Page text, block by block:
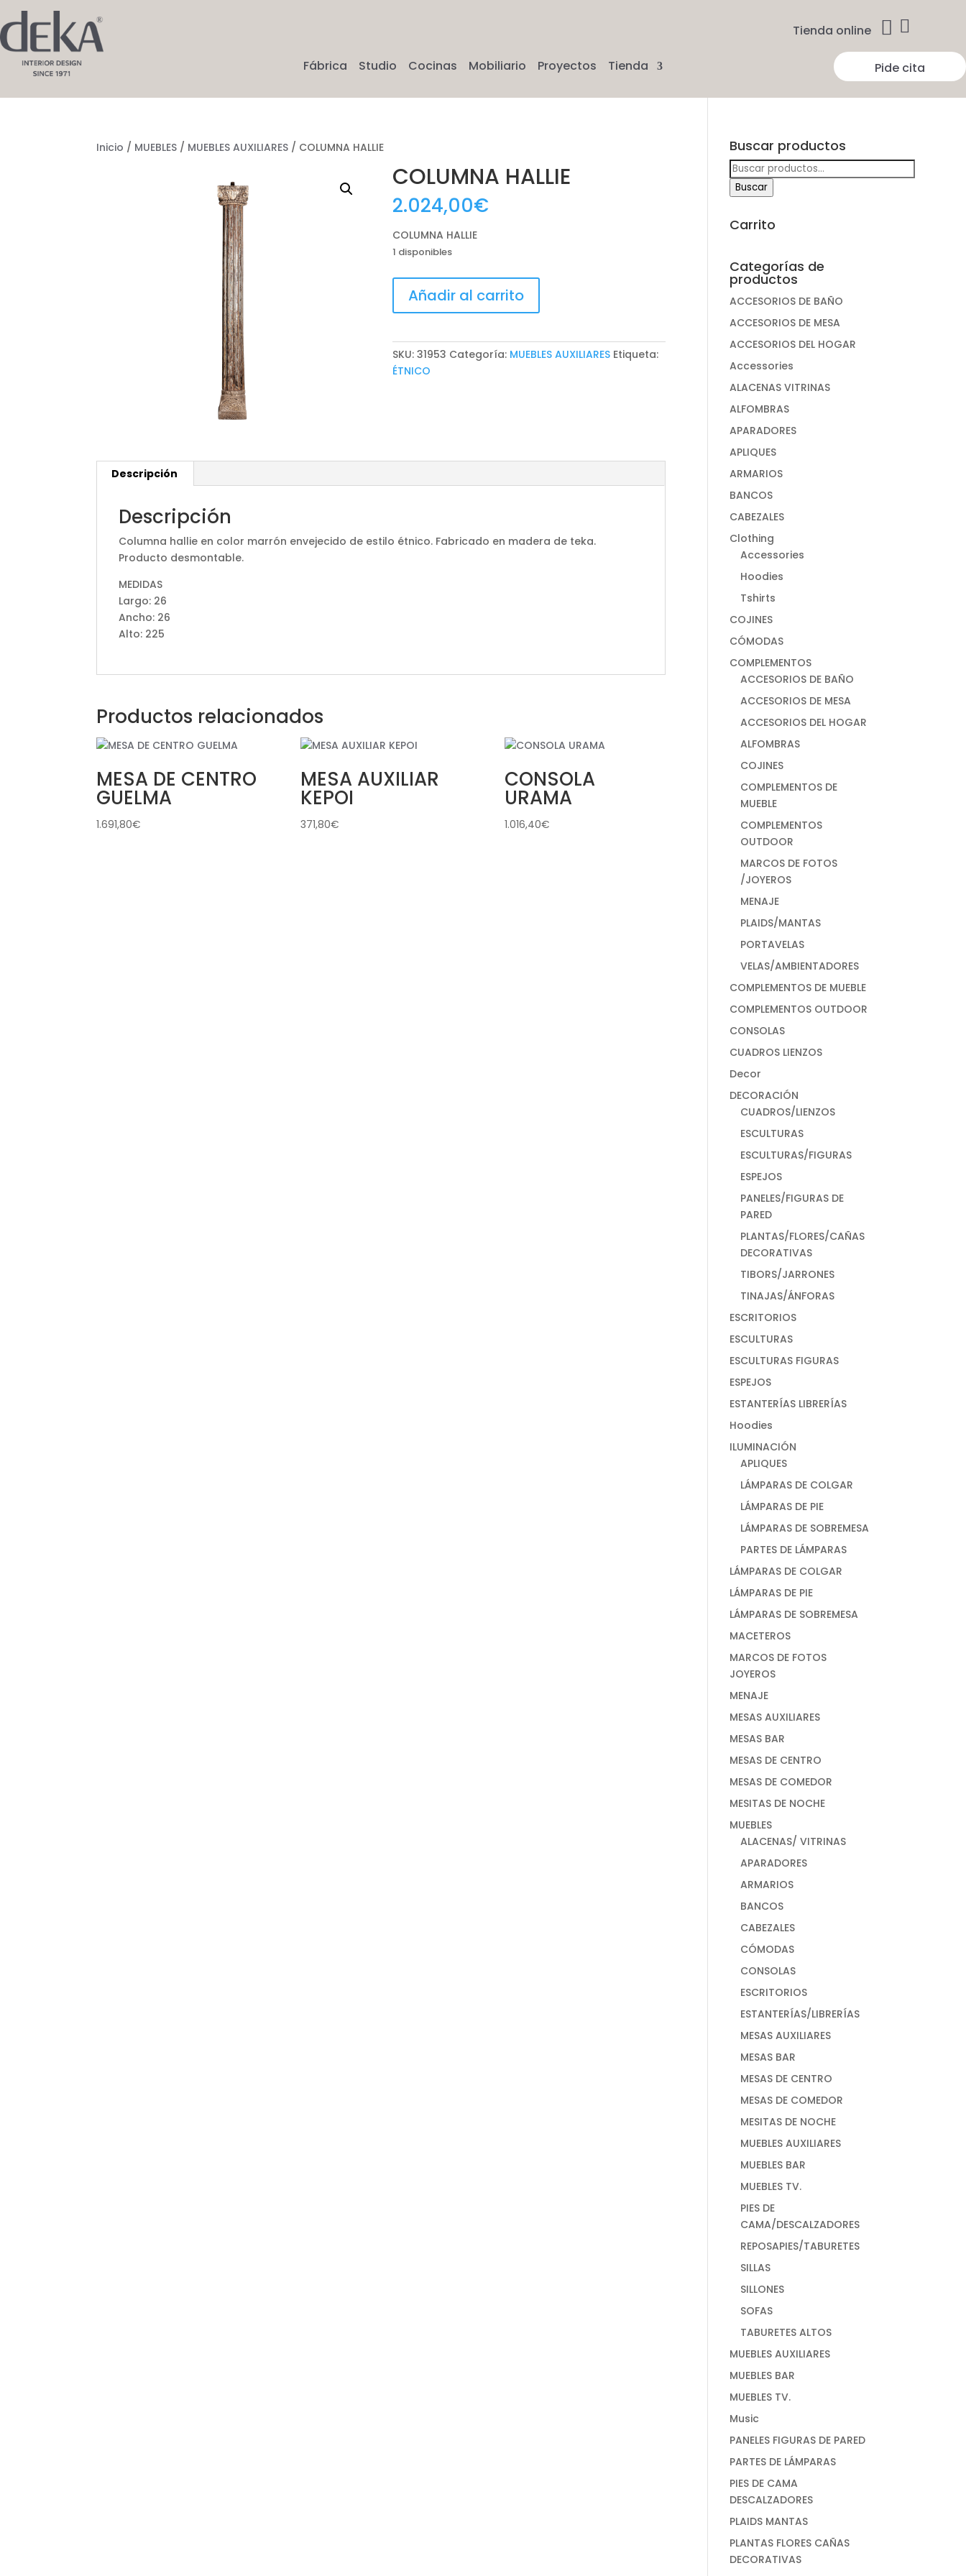
Tienda online  
Fábrica Studio Cocinas Mobiliario Proyectos Tienda Pide cita
Inicio / MUEBLES / MUEBLES AUXILIARES / COLUMNA HALLIE
COLUMNA HALLIE
2.024,00€
COLUMNA HALLIE
1 disponibles
HALLIE
cantidad
Añadir al carrito
SKU:31953 Categoría: MUEBLES AUXILIARES Etiqueta:
ÉTNICO
Descripción
Descripción
Columna hallie en color marrón envejecido de estilo étnico. Fabricado en madera de teka.
Producto desmontable.
MEDIDAS
Largo: 26
Ancho: 26
Alto: 225
Productos relacionados
MESA DE CENTRO
GUELMA
1.691,80€
MESA AUXILIAR
KEPOI
371,80€
CONSOLA
URAMA
1.016,40€
Buscar productos
Buscar
por:
Buscar
Carrito
Categorías de
productos
ACCESORIOS DE BAÑO
ACCESORIOS DE MESA
ACCESORIOS DEL HOGAR
Accessories
ALACENAS VITRINAS
ALFOMBRAS
APARADORES
APLIQUES
ARMARIOS
BANCOS
CABEZALES
Clothing
Accessories
Hoodies
Tshirts
COJINES
CÓMODAS
COMPLEMENTOS
ACCESORIOS DE BAÑO
ACCESORIOS DE MESA
ACCESORIOS DEL HOGAR
ALFOMBRAS
COJINES
COMPLEMENTOS DE
MUEBLE
COMPLEMENTOS
OUTDOOR
MARCOS DE FOTOS
/JOYEROS
MENAJE
PLAIDS/MANTAS
PORTAVELAS
VELAS/AMBIENTADORES
COMPLEMENTOS DE MUEBLE
COMPLEMENTOS OUTDOOR
CONSOLAS
CUADROS LIENZOS
Decor
DECORACIÓN
CUADROS/LIENZOS
ESCULTURAS
ESCULTURAS/FIGURAS
ESPEJOS
PANELES/FIGURAS DE
PARED
PLANTAS/FLORES/CAÑAS
DECORATIVAS
TIBORS/JARRONES
TINAJAS/ÁNFORAS
ESCRITORIOS
ESCULTURAS
ESCULTURAS FIGURAS
ESPEJOS
ESTANTERÍAS LIBRERÍAS
Hoodies
ILUMINACIÓN
APLIQUES
LÁMPARAS DE COLGAR
LÁMPARAS DE PIE
LÁMPARAS DE SOBREMESA
PARTES DE LÁMPARAS
LÁMPARAS DE COLGAR
LÁMPARAS DE PIE
LÁMPARAS DE SOBREMESA
MACETEROS
MARCOS DE FOTOS
JOYEROS
MENAJE
MESAS AUXILIARES
MESAS BAR
MESAS DE CENTRO
MESAS DE COMEDOR
MESITAS DE NOCHE
MUEBLES
ALACENAS/ VITRINAS
APARADORES
ARMARIOS
BANCOS
CABEZALES
CÓMODAS
CONSOLAS
ESCRITORIOS
ESTANTERÍAS/LIBRERÍAS
MESAS AUXILIARES
MESAS BAR
MESAS DE CENTRO
MESAS DE COMEDOR
MESITAS DE NOCHE
MUEBLES AUXILIARES
MUEBLES BAR
MUEBLES TV.
PIES DE
CAMA/DESCALZADORES
REPOSAPIES/TABURETES
SILLAS
SILLONES
SOFAS
TABURETES ALTOS
MUEBLES AUXILIARES
MUEBLES BAR
MUEBLES TV.
Music
PANELES FIGURAS DE PARED
PARTES DE LÁMPARAS
PIES DE CAMA
DESCALZADORES
PLAIDS MANTAS
PLANTAS FLORES CAÑAS
DECORATIVAS